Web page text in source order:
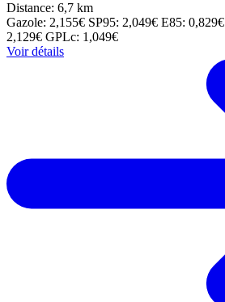
Distance: 6,7 km
Gazole: 2,155€ SP95: 2,049€ E85: 0,829€
2,129€ GPLc: 1,049€
Voir détails